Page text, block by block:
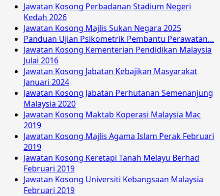
Jawatan Kosong Perbadanan Stadium Negeri
Kedah 2026
Jawatan Kosong Majlis Sukan Negara 2025
Panduan Ujian Psikometrik Pembantu Perawatan…
Jawatan Kosong Kementerian Pendidikan Malaysia
Julai 2016
Jawatan Kosong Jabatan Kebajikan Masyarakat
Januari 2024
Jawatan Kosong Jabatan Perhutanan Semenanjung
Malaysia 2020
Jawatan Kosong Maktab Koperasi Malaysia Mac
2019
Jawatan Kosong Majlis Agama Islam Perak Februari
2019
Jawatan Kosong Keretapi Tanah Melayu Berhad
Februari 2019
Jawatan Kosong Universiti Kebangsaan Malaysia
Februari 2019